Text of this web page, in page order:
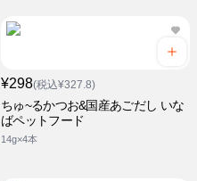
¥298(税込¥327.8)
ちゅ~るかつお&国産あごだし いな
ばペットフード
14g×4本